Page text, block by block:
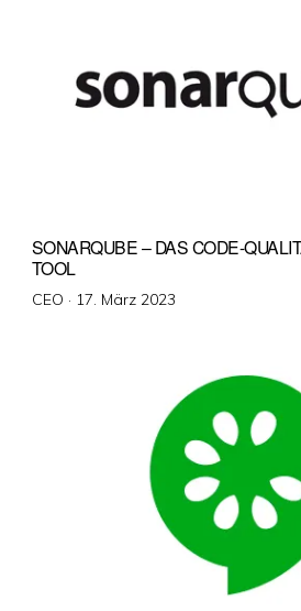
SONARQUBE – DAS CODE-
TOOL
CEO · Veröffentlicht
17. März 2023